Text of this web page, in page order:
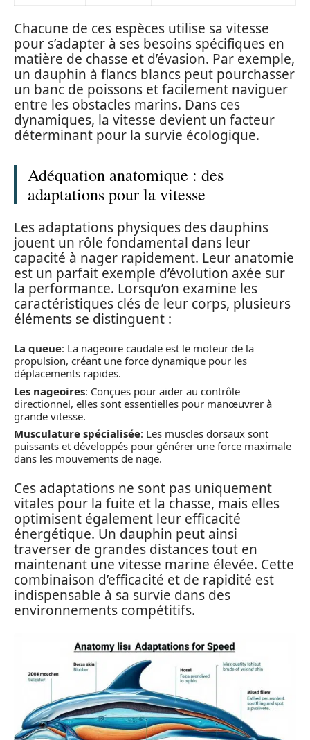
Chacune de ces espèces utilise sa vitesse
pour s’adapter à ses besoins spécifiques en
matière de chasse et d’évasion. Par exemple,
un dauphin à flancs blancs peut pourchasser
un banc de poissons et facilement naviguer
entre les obstacles marins. Dans ces
dynamiques, la vitesse devient un facteur
déterminant pour la survie écologique.
Adéquation anatomique : des
adaptations pour la vitesse
Les adaptations physiques des dauphins
jouent un rôle fondamental dans leur
capacité à nager rapidement. Leur anatomie
est un parfait exemple d’évolution axée sur
la performance. Lorsqu’on examine les
caractéristiques clés de leur corps, plusieurs
éléments se distinguent :
La queue: La nageoire caudale est le moteur de la
propulsion, créant une force dynamique pour les
déplacements rapides.
Les nageoires: Conçues pour aider au contrôle
directionnel, elles sont essentielles pour manœuvrer à
grande vitesse.
Musculature spécialisée: Les muscles dorsaux sont
puissants et développés pour générer une force maximale
dans les mouvements de nage.
Ces adaptations ne sont pas uniquement
vitales pour la fuite et la chasse, mais elles
optimisent également leur efficacité
énergétique. Un dauphin peut ainsi
traverser de grandes distances tout en
maintenant une vitesse marine élevée. Cette
combinaison d’efficacité et de rapidité est
indispensable à sa survie dans des
environnements compétitifs.